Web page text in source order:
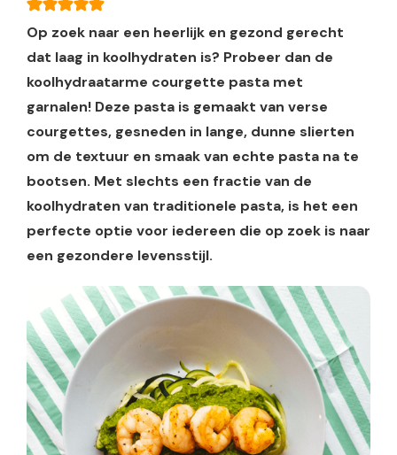
Op zoek naar een heerlijk en gezond gerecht
dat laag in koolhydraten is? Probeer dan de
koolhydraatarme courgette pasta met
garnalen! Deze pasta is gemaakt van verse
courgettes, gesneden in lange, dunne slierten
om de textuur en smaak van echte pasta na te
bootsen. Met slechts een fractie van de
koolhydraten van traditionele pasta, is het een
perfecte optie voor iedereen die op zoek is naar
een gezondere levensstijl.